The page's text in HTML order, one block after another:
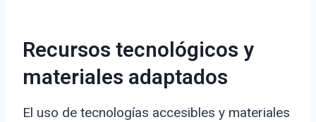
Recursos tecnológicos y
materiales adaptados
El uso de tecnologías accesibles y materiales